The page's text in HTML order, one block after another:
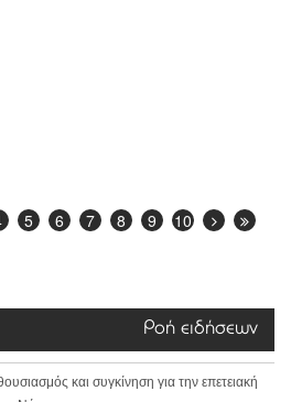
5 6 7 8 9 10
Ροή ειδήσεων
και συγκίνηση για την επετειακή